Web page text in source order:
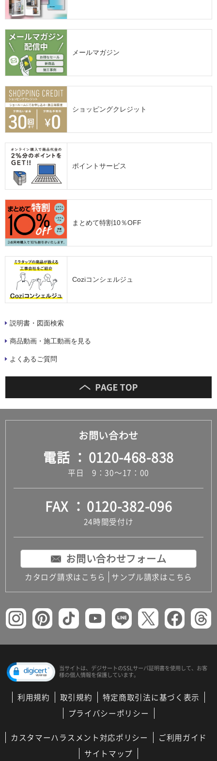
メールマガジン
ショッピングクレジット
ポイントサービス
まとめて特割10％OFF
Coziコンシェルジュ
説明書・図面検索
商品動画・施工動画を見る
よくあるご質問
お問い合わせ
電話 0120-468-838
平日 9：30～17：00
FAX 0120-382-096
24時間受付け
お問い合わせフォーム
カタログ請求はこちら サンプル請求はこちら
当サイトは、デジサートのSSLサーバ証明書を使用して、 お客
様の個人情報を保護しています。
利用規約 取引規約
特定商取引法に基づく表示
プライバシーポリシー
カスタマーハラスメント対応ポリシー
ご利用ガイド
サイトマップ